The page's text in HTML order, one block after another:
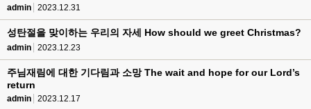
admin 2023.12.31
성탄절을 맞이하는 우리의 자세 How should we greet Christmas?
admin 2023.12.23
주님재림에 대한 기다림과 소망 The wait and hope for our Lord’s
return
admin 2023.12.17